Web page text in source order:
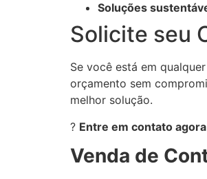
Soluções
Solicite seu
Se você está em
orçamento sem
melhor solução.
? Entre em contato
Venda de